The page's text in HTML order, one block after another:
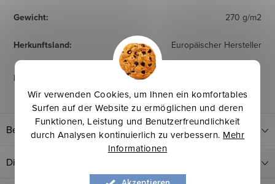
Wir verwenden Cookies, um Ihnen ein komfortables
Surfen auf der Website zu ermöglichen und deren
Funktionen, Leistung und Benutzerfreundlichkeit
durch Analysen kontinuierlich zu verbessern. Mehr
Informationen
Gewicht: 270 g/m2
Herkunftsland: Europäischer Hersteller
Pflegehinweise
Bewertung
Diskussion